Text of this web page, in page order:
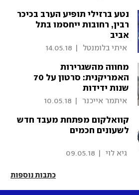
נטע ברזילי תופיע הערב בכיכר
רבין, רחובות ייחסמו בתל
אביב
איתי בלומנטל 14.05.18
מחווה מהשגרירות
האמריקנית: סרטון על 70
שנות ידידות
איתמר אייכנר 10.05.18
קוואלקום מפתחת מעבד חדש
לשעונים חכמים
גיא לוי 09.05.18
כתבות נוספות